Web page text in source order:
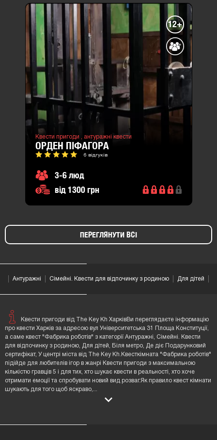
12+
Квести пригоди , антуражні квести
ОРДЕН ПІФАГОРА
6 відгуків
3-6 люд
від 1300 грн
ПЕРЕГЛЯНУТИ ВСІ
Антуражні Сімейні. Квести для відпочинку з родиною Для дітей
Квести пригоди від The Key Kh ХарківВи переглядаєте інформацію
про квести Харків за адресою вул Університетська 31 Площа Конституції,
а саме квест "Фабрика роботів" з категорії Антуражні, Сімейні. Квести
для відпочинку з родиною, Для дітей, Біля метро, Де діє Подарунковий
сертифікат, У центрі міста від The Key Kh.Квесткімната "Фабрика роботів"
підійде для любителів ігор в жанрі Квести пригоди з максимальною
кількістю гравців 5 і для тих, хто шукає квести в реальності, хто хоче
отримати емоції та спробувати новий вид розваг.Як правило квест кімнати
шукають для того щоб яскраво,...